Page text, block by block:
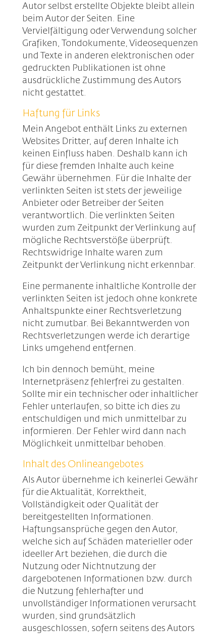
Autor selbst erstellte Objekte bleibt allein
beim Autor der Seiten. Eine
Vervielfältigung oder Verwendung solcher
Grafiken, Tondokumente, Videosequenzen
und Texte in anderen elektronischen oder
gedruckten Publikationen ist ohne
ausdrückliche Zustimmung des Autors
nicht gestattet.
Haftung für Links
Mein Angebot enthält Links zu externen
Websites Dritter, auf deren Inhalte ich
keinen Einfluss haben. Deshalb kann ich
für diese fremden Inhalte auch keine
Gewähr übernehmen. Für die Inhalte der
verlinkten Seiten ist stets der jeweilige
Anbieter oder Betreiber der Seiten
verantwortlich. Die verlinkten Seiten
wurden zum Zeitpunkt der Verlinkung auf
mögliche Rechtsverstöße überprüft.
Rechtswidrige Inhalte waren zum
Zeitpunkt der Verlinkung nicht erkennbar.
Eine permanente inhaltliche Kontrolle der
verlinkten Seiten ist jedoch ohne konkrete
Anhaltspunkte einer Rechtsverletzung
nicht zumutbar. Bei Bekanntwerden von
Rechtsverletzungen werde ich derartige
Links umgehend entfernen.
Ich bin dennoch bemüht, meine
Internetpräsenz fehlerfrei zu gestalten.
Sollte mir ein technischer oder inhaltlicher
Fehler unterlaufen, so bitte ich dies zu
entschuldigen und mich unmittelbar zu
informieren. Der Fehler wird dann nach
Möglichkeit unmittelbar behoben.
Inhalt des Onlineangebotes
Als Autor übernehme ich keinerlei Gewähr
für die Aktualität, Korrektheit,
Vollständigkeit oder Qualität der
bereitgestellten Informationen.
Haftungsansprüche gegen den Autor,
welche sich auf Schäden materieller oder
ideeller Art beziehen, die durch die
Nutzung oder Nichtnutzung der
dargebotenen Informationen bzw. durch
die Nutzung fehlerhafter und
unvollständiger Informationen verursacht
wurden, sind grundsätzlich
ausgeschlossen, sofern seitens des Autors